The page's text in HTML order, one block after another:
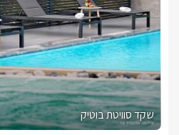
שקד סוויטת בוטיק